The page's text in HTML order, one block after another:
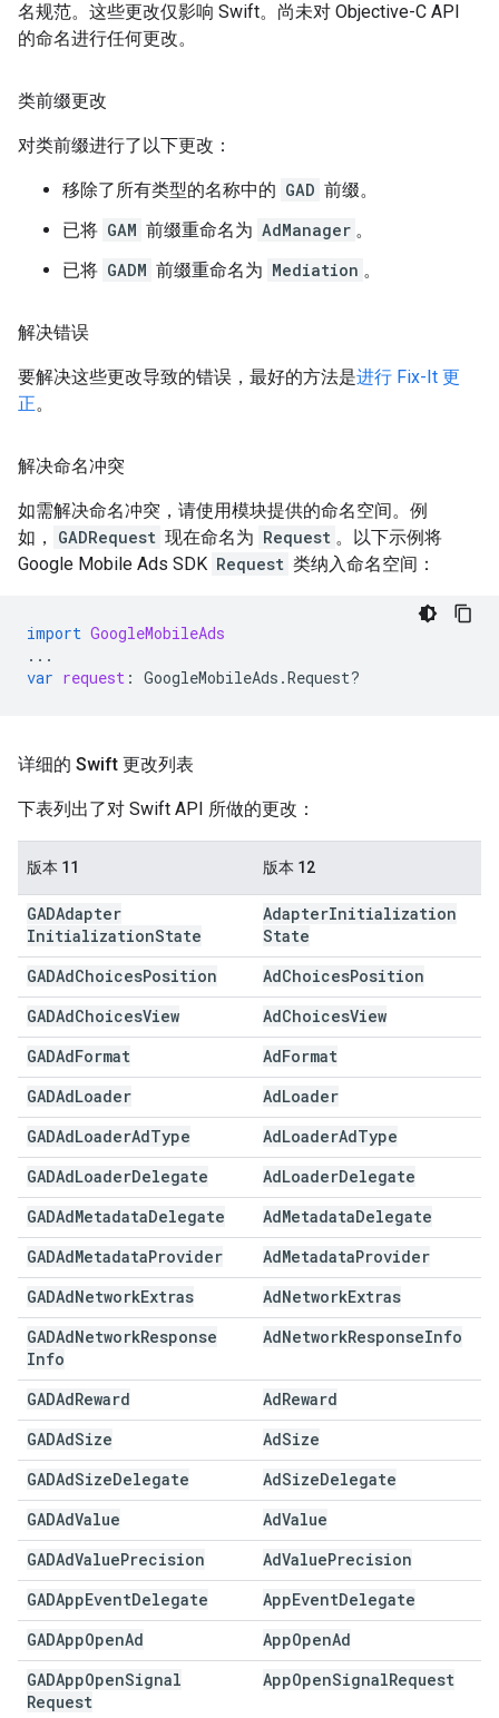
名规范。这些更改仅影响 Swift。尚未对 Objective-C API
的命名进行任何更改。
类前缀更改
对类前缀进行了以下更改：
移除了所有类型的名称中的 GAD 前缀。
已将 GAM 前缀重命名为 AdManager 。
已将 GADM 前缀重命名为 Mediation 。
解决错误
要解决这些更改导致的错误，最好的方法是进行 Fix-It 更
正。
解决命名冲突
如需解决命名冲突，请使用模块提供的命名空间。例
如，
GADRequest 现在命名为 Request 。以下示例将
Google Mobile Ads SDK Request 类纳入命名空间：
import GoogleMobileAds
...
var request : GoogleMobileAds .Request?
详细的 Swift 更改列表
下表列出了对 Swift API 所做的更改：
版本 11 版本 12
GADAdapter
InitializationState
AdapterInitialization
State
GADAdChoicesPosition AdChoicesPosition
GADAdChoicesView AdChoicesView
GADAdFormat AdFormat
GADAdLoader AdLoader
GADAdLoaderAdType AdLoaderAdType
GADAdLoaderDelegate AdLoaderDelegate
GADAdMetadataDelegate AdMetadataDelegate
GADAdMetadataProvider AdMetadataProvider
GADAdNetworkExtras AdNetworkExtras
GADAdNetworkResponse
Info
AdNetworkResponseInfo
GADAdReward AdReward
GADAdSize AdSize
GADAdSizeDelegate AdSizeDelegate
GADAdValue AdValue
GADAdValuePrecision AdValuePrecision
GADAppEventDelegate AppEventDelegate
GADAppOpenAd AppOpenAd
GADAppOpenSignal
Request
AppOpenSignalRequest